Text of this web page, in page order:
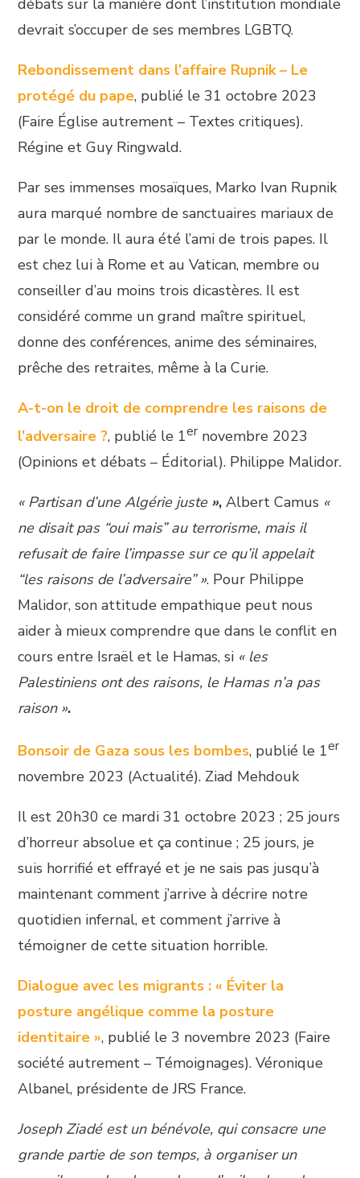
débats sur la manière dont l’institution mondiale
devrait s’occuper de ses membres LGBTQ.
Rebondissement dans l’affaire Rupnik – Le
protégé du pape, publié le 31 octobre 2023
(Faire Église autrement – Textes critiques).
Régine et Guy Ringwald.
Par ses immenses mosaïques, Marko Ivan Rupnik
aura marqué nombre de sanctuaires mariaux de
par le monde. Il aura été l’ami de trois papes. Il
est chez lui à Rome et au Vatican, membre ou
conseiller d’au moins trois dicastères. Il est
considéré comme un grand maître spirituel,
donne des conférences, anime des séminaires,
prêche des retraites, même à la Curie.
A-t-on le droit de comprendre les raisons de
l’adversaire ?, publié le 1er novembre 2023
(Opinions et débats – Éditorial). Philippe Malidor.
« Partisan d’une Algérie juste »,Albert Camus «
ne disait pas “oui mais” au terrorisme, mais il
refusait de faire l’impasse sur ce qu’il appelait
“les raisons de l’adversaire” ». Pour Philippe
Malidor, son attitude empathique peut nous
aider à mieux comprendre que dans le conflit en
cours entre Israël et le Hamas, si « les
Palestiniens ont des raisons, le Hamas n’a pas
raison ».
Bonsoir de Gaza sous les bombes, publié le 1er
novembre 2023 (Actualité). Ziad Mehdouk
Il est 20h30 ce mardi 31 octobre 2023 ; 25 jours
d’horreur absolue et ça continue ; 25 jours, je
suis horrifié et effrayé et je ne sais pas jusqu’à
maintenant comment j’arrive à décrire notre
quotidien infernal, et comment j’arrive à
témoigner de cette situation horrible.
Dialogue avec les migrants : « Éviter la
posture angélique comme la posture
identitaire », publié le 3 novembre 2023 (Faire
société autrement – Témoignages). Véronique
Albanel, présidente de JRS France.
Joseph Ziadé est un bénévole, qui consacre une
grande partie de son temps, à organiser un